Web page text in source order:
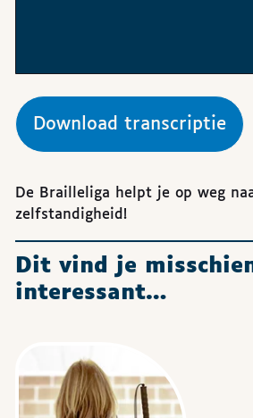
Download transcriptie
De Brailleliga helpt je op weg
zelfstandigheid!
Dit vind je
interessant…